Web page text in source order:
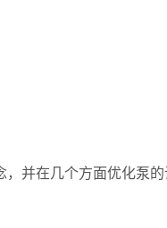
并在几个方面优化泵的